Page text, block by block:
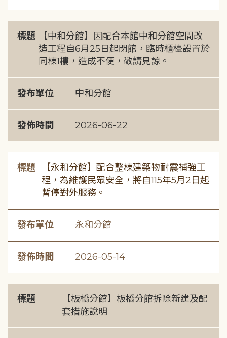
標題
【中和分館】因配合本館中和分館空間改
造工程自6月25日起閉館，臨時櫃檯設置於
同棟1樓，造成不便，敬請見諒。
發布單位 中和分館
發佈時間 2026-06-22
標題
【永和分館】配合整棟建築物耐震補強工
程，為維護民眾安全，將自115年5月2日起
暫停對外服務。
發布單位 永和分館
發佈時間 2026-05-14
標題
【板橋分館】板橋分館拆除新建及配
套措施說明